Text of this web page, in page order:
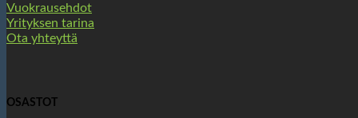
Vuokrausehdot
Yrityksen tarina
Ota yhteyttä
OSASTOT